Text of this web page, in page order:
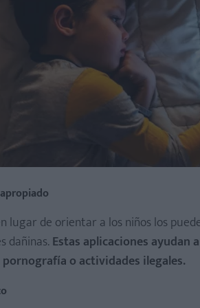
lugar de orientar a los niños los
dañinas. Estas aplicaciones
o actividades ilegales.